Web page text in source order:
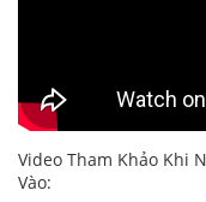
Video Tham Khảo Khi
Vào: